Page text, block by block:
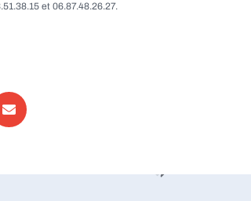
et 06.87.48.26.27.